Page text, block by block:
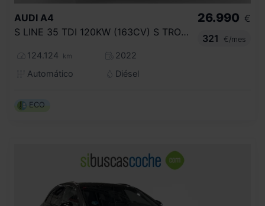
AUDI A4
S LINE 35 TDI 120KW (163CV) S TRONIC
124.124 km
2022
Automático
Diésel
26.990 €
321
€/mes
ECO